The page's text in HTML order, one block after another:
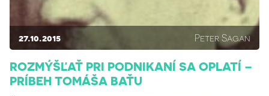
27.10.2015 Peter Sagan
ROZMÝŠĽAŤ PRI PODNIKANÍ SA OPLATÍ –
PRÍBEH TOMÁŠA BAŤU